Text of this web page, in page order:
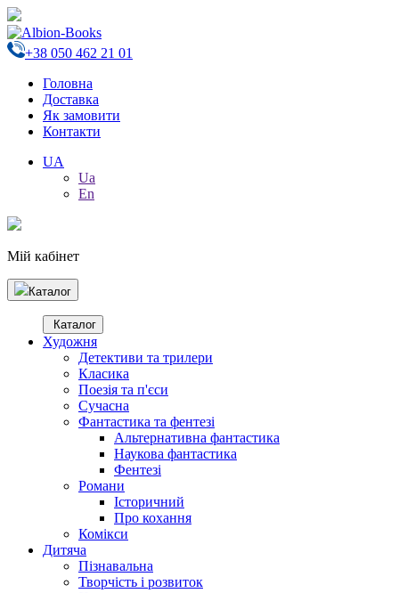
+38 050 462 21 01
Головна
Доставка
Як замовити
Контакти
UA
Ua
En
Мій кабінет
Каталог
Каталог
Художня
Детективи та трилери
Класика
Поезія та п'єси
Сучасна
Фантастика та фентезі
Альтернативна фантастика
Наукова фантастика
Фентезі
Романи
Історичний
Про кохання
Комікси
Дитяча
Пізнавальна
Творчість і розвиток